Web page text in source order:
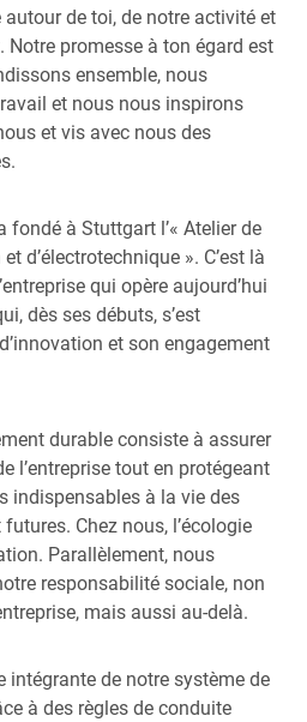
de toi, de notre activité et
Notre promesse à ton égard est
ensemble, nous
et nous nous inspirons
et vis avec nous des
fondé à Stuttgart l’« Atelier de
d’électrotechnique ». C’est là
qui opère aujourd’hui
dès ses débuts, s’est
et son engagement
durable consiste à assurer
l’entreprise tout en protégeant
indispensables à la vie des
Chez nous, l’écologie
Parallèlement, nous
responsabilité sociale, non
mais aussi au-delà.
de notre système de
à des règles de conduite